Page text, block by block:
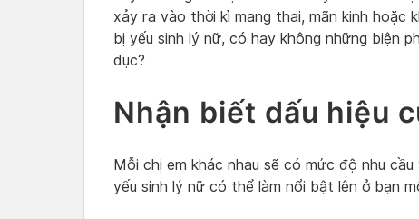
xảy ra vào thời kì mang thai, mãn kinh hoặc
bị yếu sinh lý nữ, có hay không những biện
dục?
Nhận biết dấu hiệu
Mỗi chị em khác nhau sẽ có mức độ nhu
yếu sinh lý nữ có thể làm nổi bật lên ở bạn